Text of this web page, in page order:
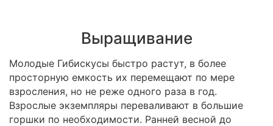
Выращивание
Молодые Гибискусы быстро растут, в более
просторную емкость их перемещают по мере
взросления, но не реже одного раза в год.
Взрослые экземпляры переваливают в большие
горшки по необходимости. Ранней весной до